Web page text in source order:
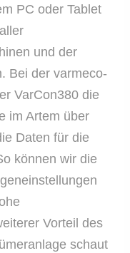
PC oder Tablet
und der
Bei der varmeco-
VarCon380 die
im Artem über
Daten für die
können wir die
Vorteil des
schaut